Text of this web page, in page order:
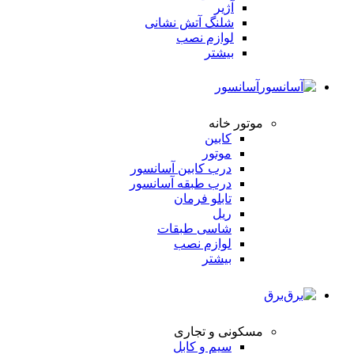
آژیر
شلنگ آتش نشانی
لوازم نصب
بیشتر
آسانسور
موتور خانه
کابین
موتور
درب کابین آسانسور
درب طبقه آسانسور
تابلو فرمان
ریل
شاسی طبقات
لوازم نصب
بیشتر
برق
مسکونی و تجاری
سیم و کابل